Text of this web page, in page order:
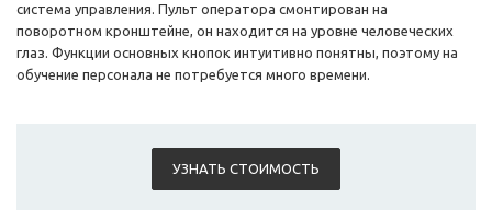
система управления. Пульт оператора смонтирован на
поворотном кронштейне, он находится на уровне человеческих
глаз. Функции основных кнопок интуитивно понятны, поэтому на
обучение персонала не потребуется много времени.
УЗНАТЬ СТОИМОСТЬ